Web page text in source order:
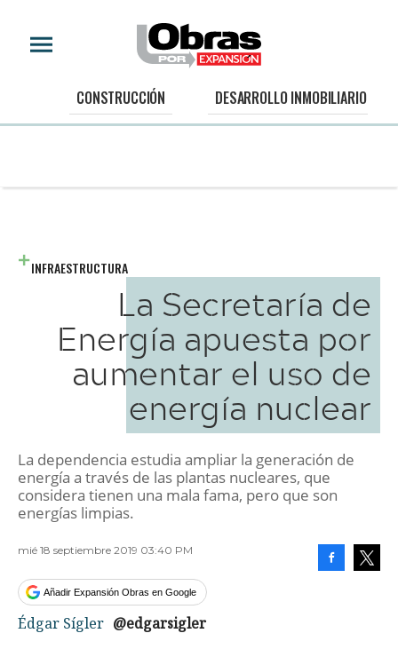
CONSTRUCCIÓN DESARROLLO INMOBILIARIO
INFRAESTRUCTURA
La Secretaría de
Energía apuesta por
aumentar el uso de
energía nuclear
La dependencia estudia ampliar la generación de
energía a través de las plantas nucleares, que
considera tienen una mala fama, pero que son
energías limpias.
mié 18 septiembre 2019 03:40 PM
Añadir Expansión Obras en Google
Édgar Sígler @edgarsigler